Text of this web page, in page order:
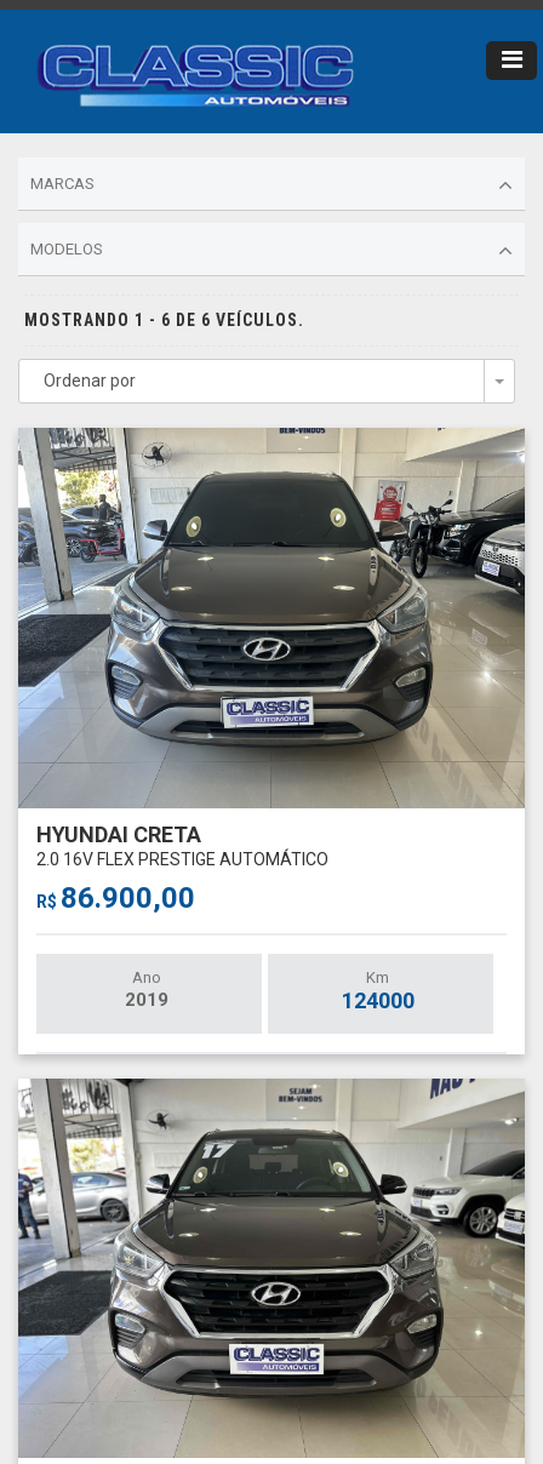
MARCAS
MODELOS
MOSTRANDO 1 - 6 DE 6 VEÍCULOS.
Ordenar por
HYUNDAI CRETA
2.0 16V FLEX PRESTIGE AUTOMÁTICO
R$ 86.900,00
Ano
2019
Km
124000